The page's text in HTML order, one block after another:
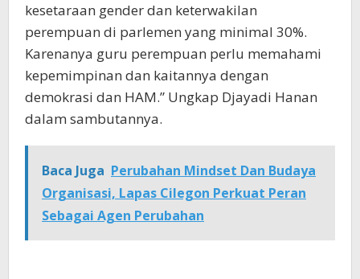
kesetaraan gender dan keterwakilan
perempuan di parlemen yang minimal 30%.
Karenanya guru perempuan perlu memahami
kepemimpinan dan kaitannya dengan
demokrasi dan HAM.” Ungkap Djayadi Hanan
dalam sambutannya.
Baca Juga Perubahan Mindset Dan Budaya
Organisasi, Lapas Cilegon Perkuat Peran
Sebagai Agen Perubahan